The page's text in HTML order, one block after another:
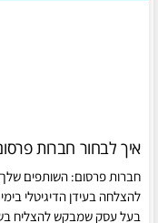
איך לבחור חברות
חברות פרסום: השותפים שלך
להצלחה בעידן הדיגיטלי
בעל עסק שמבקש להצליח